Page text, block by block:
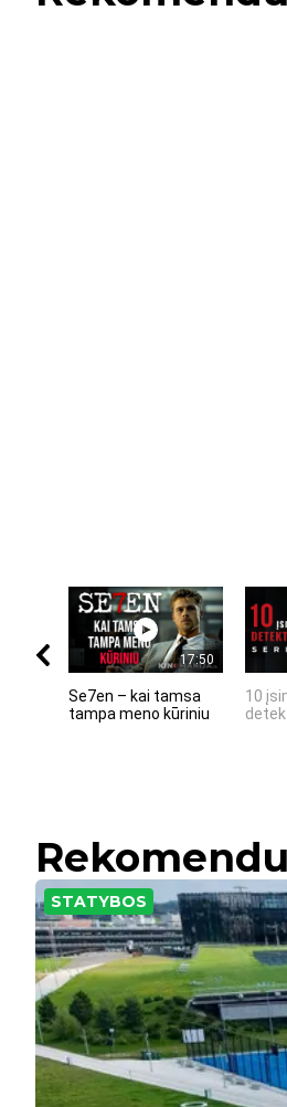
17:50
Se7en – kai tamsa
tampa meno kūriniu
10
STATYBOS